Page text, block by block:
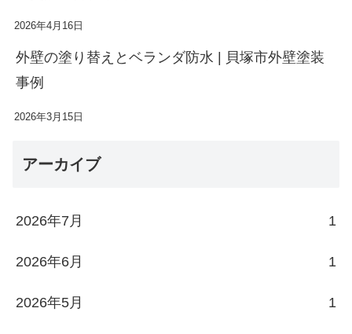
2026年4月16日
外壁の塗り替えとベランダ防水 | 貝塚市外壁塗装
事例
2026年3月15日
アーカイブ
2026年7月 1
2026年6月 1
2026年5月 1